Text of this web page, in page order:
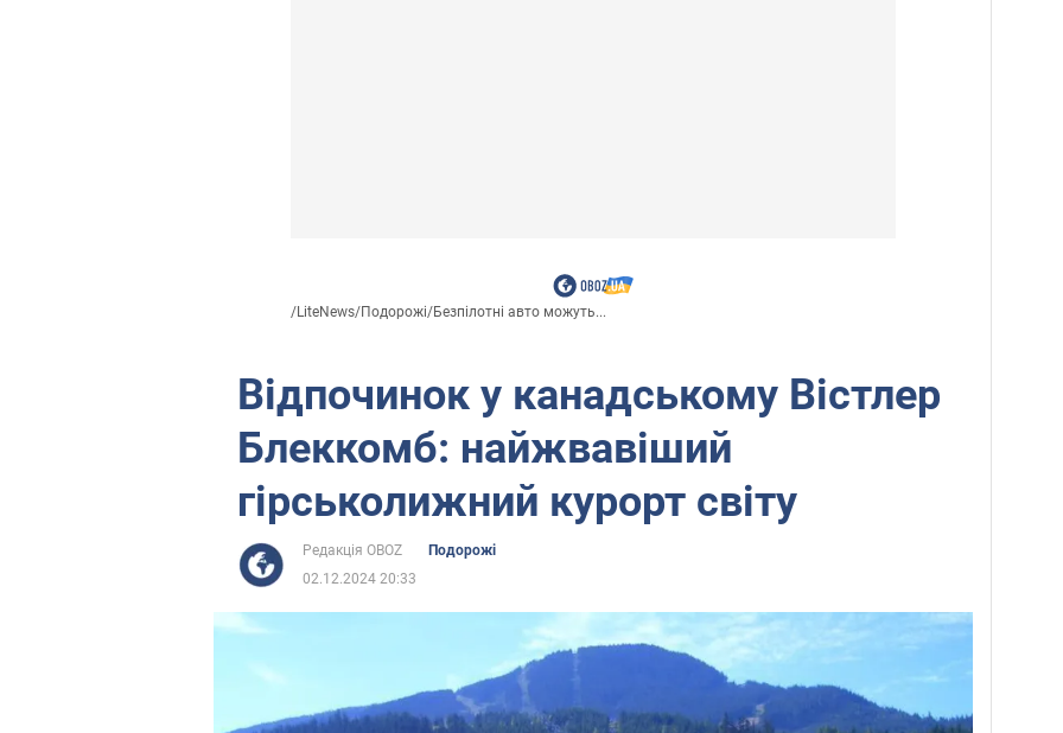
/LiteNews/Подорожі/Безпілотні авто можуть...
Відпочинок у канадському Вістлер
Блеккомб: найжвавіший
гірськолижний курорт світу
Редакція OBOZ
Подорожі
02.12.2024 20:33